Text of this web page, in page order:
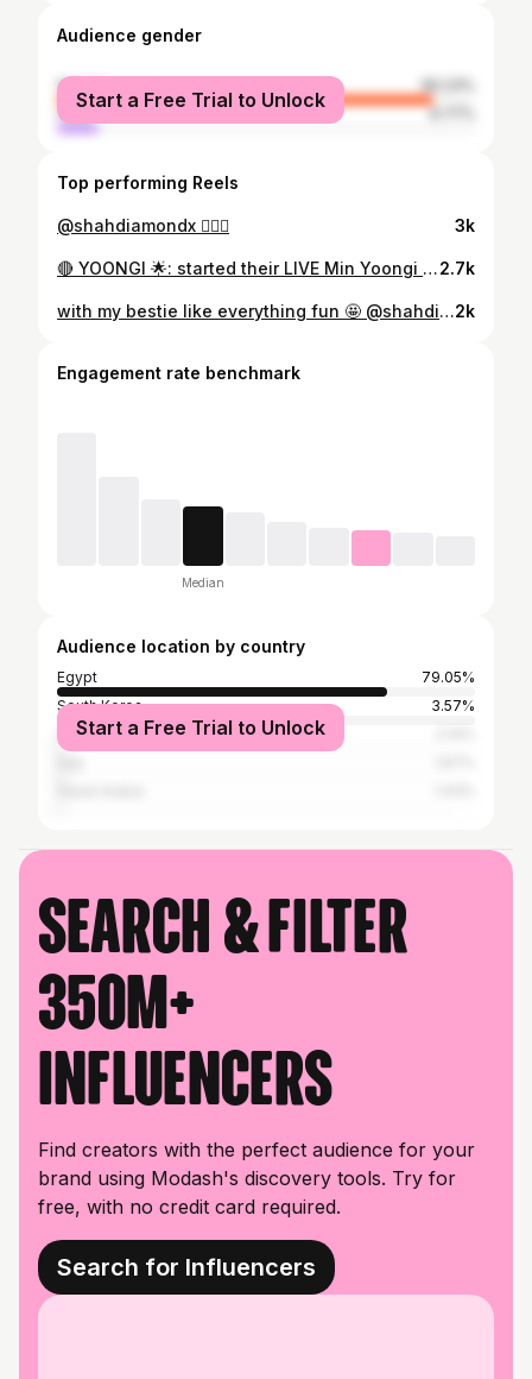
Audience gender
female
90.23%
male
9.77%
Start a Free Trial to Unlock
Top performing Reels
@shahdiamondx ✋🏻🙄 3k
🔴 YOONGI 🌟: started their LIVE Min Yoongi | 20251228 on weverse live 🌟 "🐱 : it's my black cat Tang!" #kpop #bts #btsarmy #yoongi #army2.7k
with my bestie like everything fun 🤩 @shahdiamondx ❤️2k
Engagement rate benchmark
Median
Audience location by country
Egypt
79.05%
South Korea
3.57%
United States
Start a Free Trial to Unlock
Search & filter
350M+
influencers
Find creators with the perfect audience for your
brand using Modash's discovery tools. Try for
free, with no credit card required.
Search for Influencers